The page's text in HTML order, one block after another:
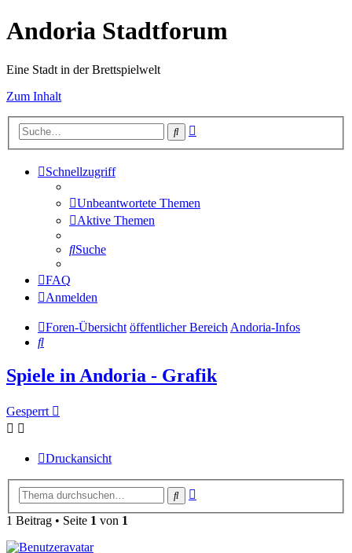
Andoria Stadtforum
Eine Stadt in der Brettspielwelt
Zum Inhalt
Suche
Schnellzugriff
Unbeantwortete Themen
Aktive Themen
Suche
FAQ
Anmelden
Foren-Übersicht öffentlicher BereichAndoria-Infos
Suche
Spiele in Andoria - Grafik
Gesperrt
Druckansicht
Suche
1 Beitrag • Seite 1 von 1